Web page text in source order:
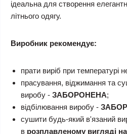
ідеальна для створення
літнього одягу.
Виробник рекомендує:
прати виріб при температурі
прасування, віджимання та
виробу - ЗАБОРОНЕНА;
відбілювання виробу -
сушити будь-який в'язаний
в розплавленому вигляді